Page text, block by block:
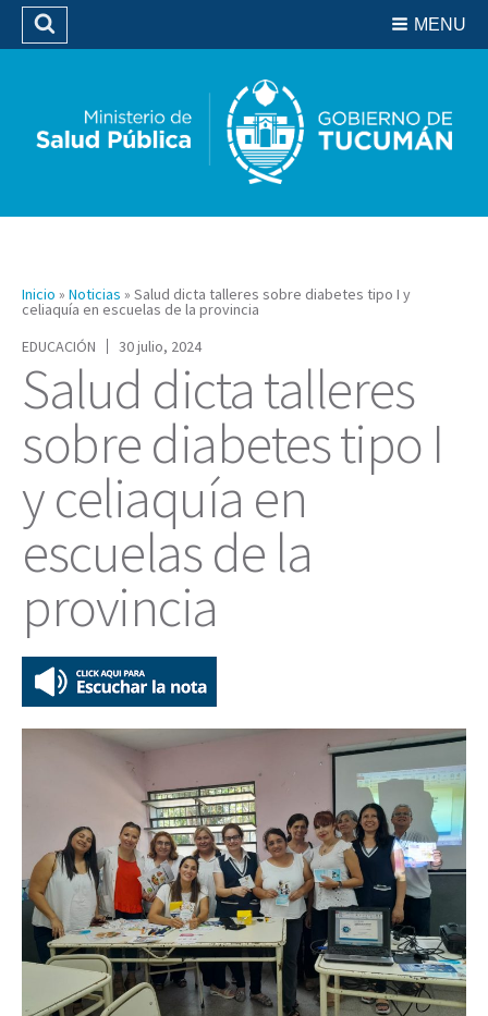
Biblioteca
MENU
Buscar
Inicio » Noticias » Salud dicta talleres sobre diabetes tipo I y
celiaquía en escuelas de la provincia
EDUCACIÓN
30 julio, 2024
Salud dicta talleres
sobre diabetes tipo I
y celiaquía en
escuelas de la
provincia